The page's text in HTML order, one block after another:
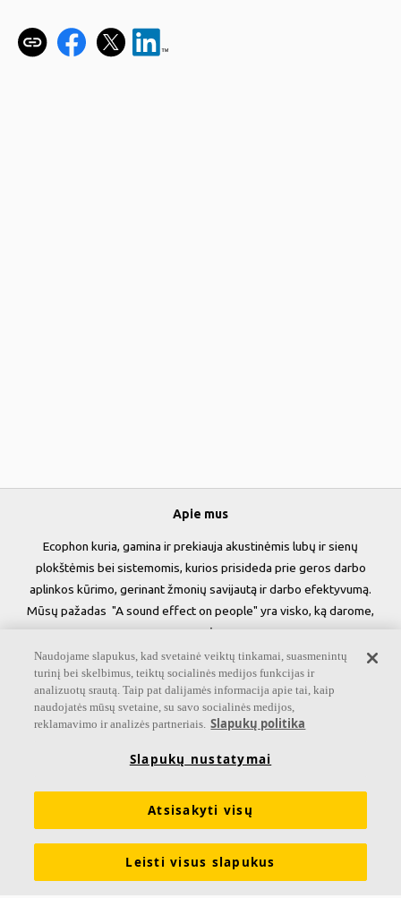
Apie mus
Ecophon kuria, gamina ir prekiauja akustinėmis lubų ir sienų
plokštėmis bei sistemomis, kurios prisideda prie geros darbo
aplinkos kūrimo, gerinant žmonių savijautą ir darbo efektyvumą.
Mūsų pažadas "A sound effect on people" yra visko, ką darome,
esmė.
Sekite mus
Nuorodos
Informacija apie Akustiką Produktai
Įrankiai ir paslaugos
Naudojame slapukus, kad svetainė veiktų tinkamai, suasmenintų
turinį bei skelbimus, teiktų socialinės medijos funkcijas ir
analizuotų srautą. Taip pat dalijamės informacija apie tai, kaip
naudojatės mūsų svetaine, su savo socialinės medijos,
reklamavimo ir analizės partneriais. Slapukų politika
Slapukų nustatymai
Atsisakyti visų
Leisti visus slapukus